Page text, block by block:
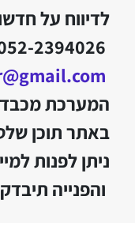
לדיווח על
המערכת
באתר תוכן
ניתן לפנות
והפנייה